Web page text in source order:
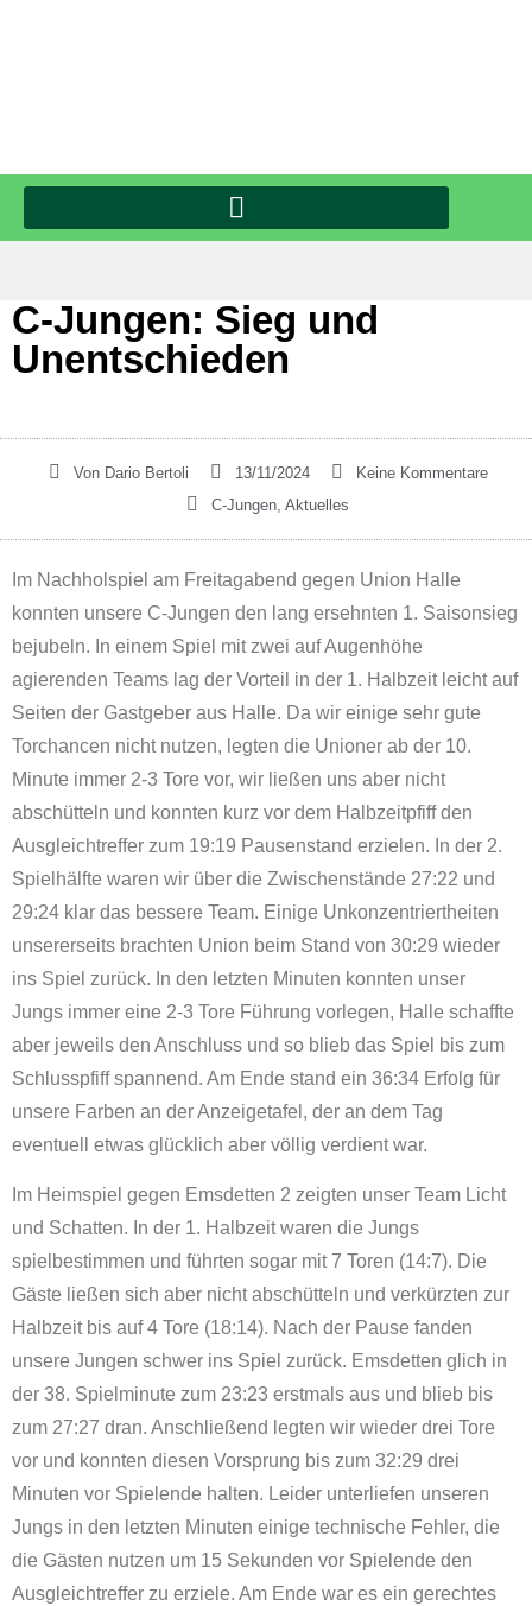
C-Jungen: Sieg und
Unentschieden
VonDario Bertoli 13/11/2024
Keine Kommentare
C-Jungen Aktuelles
Im Nachholspiel am Freitagabend gegen Union Halle
konnten unsere C-Jungen den lang ersehnten 1. Saisonsieg
bejubeln. In einem Spiel mit zwei auf Augenhöhe
agierenden Teams lag der Vorteil in der 1. Halbzeit leicht auf
Seiten der Gastgeber aus Halle. Da wir einige sehr gute
Torchancen nicht nutzen, legten die Unioner ab der 10.
Minute immer 2-3 Tore vor, wir ließen uns aber nicht
abschütteln und konnten kurz vor dem Halbzeitpfiff den
Ausgleichtreffer zum 19:19 Pausenstand erzielen. In der 2.
Spielhälfte waren wir über die Zwischenstände 27:22 und
29:24 klar das bessere Team. Einige Unkonzentriertheiten
unsererseits brachten Union beim Stand von 30:29 wieder
ins Spiel zurück. In den letzten Minuten konnten unser
Jungs immer eine 2-3 Tore Führung vorlegen, Halle schaffte
aber jeweils den Anschluss und so blieb das Spiel bis zum
Schlusspfiff spannend. Am Ende stand ein 36:34 Erfolg für
unsere Farben an der Anzeigetafel, der an dem Tag
eventuell etwas glücklich aber völlig verdient war.
Im Heimspiel gegen Emsdetten 2 zeigten unser Team Licht
und Schatten. In der 1. Halbzeit waren die Jungs
spielbestimmen und führten sogar mit 7 Toren (14:7). Die
Gäste ließen sich aber nicht abschütteln und verkürzten zur
Halbzeit bis auf 4 Tore (18:14). Nach der Pause fanden
unsere Jungen schwer ins Spiel zurück. Emsdetten glich in
der 38. Spielminute zum 23:23 erstmals aus und blieb bis
zum 27:27 dran. Anschließend legten wir wieder drei Tore
vor und konnten diesen Vorsprung bis zum 32:29 drei
Minuten vor Spielende halten. Leider unterliefen unseren
Jungs in den letzten Minuten einige technische Fehler, die
die Gästen nutzen um 15 Sekunden vor Spielende den
Ausgleichtreffer zu erziele. Am Ende war es ein gerechtes